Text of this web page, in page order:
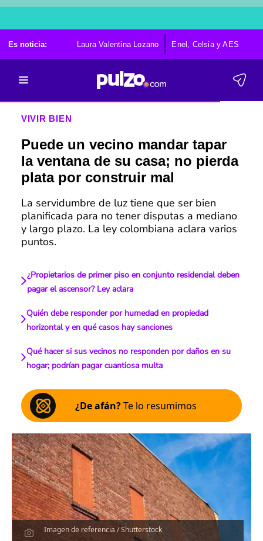
Es noticia: Laura Valentina Lozano Enel, Celsia y AES
VIVIR BIEN
Puede un vecino mandar tapar
la ventana de su casa; no pierda
plata por construir mal
La servidumbre de luz tiene que ser bien
planificada para no tener disputas a mediano
y largo plazo. La ley colombiana aclara varios
puntos.
¿Propietarios de primer piso en conjunto residencial deben
pagar el ascensor? Ley aclara
Quién debe responder por humedad en propiedad
horizontal y en qué casos hay sanciones
Qué hacer si sus vecinos no responden por daños en su
hogar; podrían pagar cuantiosa multa
¿De afán?Te lo resumimos
Imagen de referencia / Shutterstock